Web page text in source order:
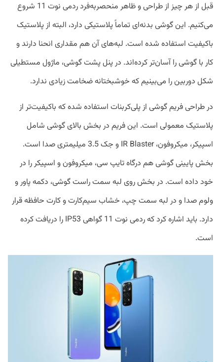
قبل از هر چیز از طراحی و ظاهر منحصربه‌فرد ردمی نوت 11 شروع
می‌کنیم. این گوشی بدنه‌ای تماماً پلاستیکی دارد، البته از پلاستیک
باکیفیت استفاده شده است. لبه‌های آن هم مقداری انحنا دارند و
کار با گوشی را آسان‌تر کرده‌اند. در پنل پشت گوشی، ماژول مستطیلی
شکل دوربین را می‌بینیم که خوشبختانه ضخامت زیادی ندارد.
در طراحی فریم گوشی از پلی‌کربنات استفاده شده که باکیفیت‌تر از
پلاستیک معمولی است. این فریم در بخش بالای گوشی شامل
اسپیکر، میکروفون، IR Blaster و جک 3.5 میلیمتری صدا است.
بخش پایینی گوشی هم درگاه تایپ سی، میکروفون و اسپیکر را در
خود داده است. در بخش روی لبه سمت راست گوشی، دکمه پاور و
ولوم صدا و در لبه سمت چپ، خشاب سیم‌کارت و کارت حافظه قرار
دارد. باید اشاره کرد که ردمی نوت 11 گواهی IP53 را دریافت کرده
است.